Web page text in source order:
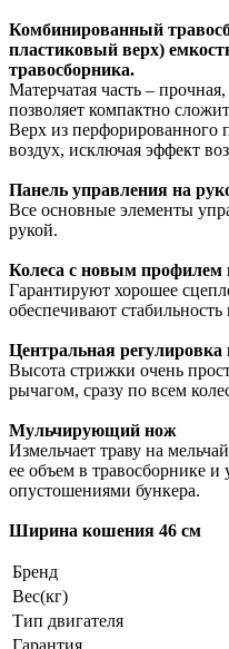
Комбинированный
пластиковый верх)
травосборника.
Матерчатая часть –
позволяет компактно
Верх из перфорированного
воздух, исключая эффект
Панель управления на
Все основные элементы
рукой.
Колеса с новым профилем
Гарантируют хорошее
обеспечивают стабильность
Центральная
Высота стрижки очень
рычагом, сразу по всем
Мульчирующий нож
Измельчает траву на
ее объем в травосборнике
опустошениями бункера.
Ширина кошения 46 см
Бренд
Вес(кг)
Тип двигателя
Гарантия